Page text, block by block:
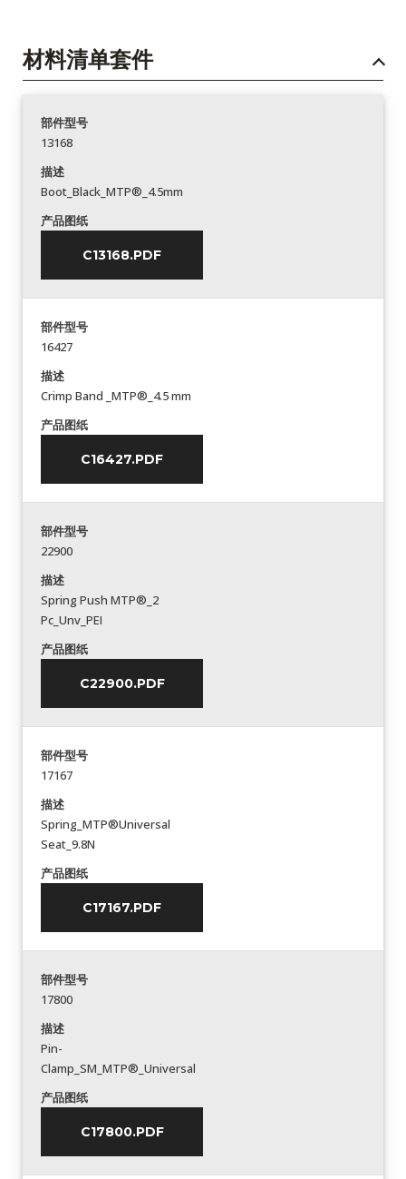
材料清单套件
部件型号
13168
描述
Boot_Black_MTP®_4.5mm
产品图纸
C13168.PDF
部件型号
16427
描述
Crimp Band _MTP®_4.5 mm
产品图纸
C16427.PDF
部件型号
22900
描述
Spring Push MTP®_2
Pc_Unv_PEI
产品图纸
C22900.PDF
部件型号
17167
描述
Spring_MTP®Universal
Seat_9.8N
产品图纸
C17167.PDF
部件型号
17800
描述
Pin-
Clamp_SM_MTP®_Universal
产品图纸
C17800.PDF